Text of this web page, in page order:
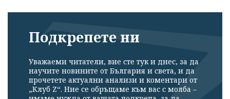
Подкрепете ни
Уважаеми читатели, вие сте тук и днес, за да
научите новините от България и света, и да
прочетете актуални анализи и коментари от
„Клуб Z“. Ние се обръщаме към вас с молба –